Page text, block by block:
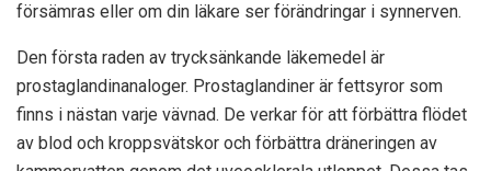
försämras eller om din läkare ser förändringar i synnerven.
Den första raden av trycksänkande läkemedel är
prostaglandinanaloger. Prostaglandiner är fettsyror som
finns i nästan varje vävnad. De verkar för att förbättra flödet
av blod och kroppsvätskor och förbättra dräneringen av